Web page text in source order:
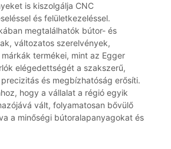
is kiszolgálja CNC
és felületkezeléssel.
megtalálhatók bútor- és
változatos szerelvények,
termékei, mint az Egger
elégedettségét a szakszerű,
és megbízhatóság erősíti.
hogy a vállalat a régió egyik
vált, folyamatosan bővülő
a minőségi bútoralapanyagokat és